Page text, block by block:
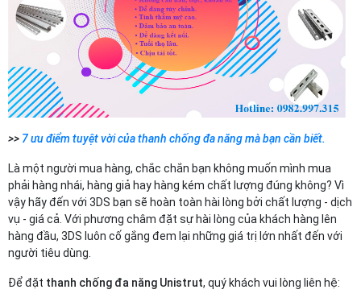
>> 7 ưu điểm tuyệt vời của thanh chống đa năng mà bạn cần biết.
Là một người mua hàng, chắc chắn bạn không muốn mình mua
phải hàng nhái, hàng giả hay hàng kém chất lượng đúng không? Vì
vậy hãy đến với 3DS bạn sẽ hoàn toàn hài lòng bởi chất lượng - dịch
vụ - giá cả. Với phương châm đặt sự hài lòng của khách hàng lên
hàng đầu, 3DS luôn cố gắng đem lại những giá trị lớn nhất đến với
người tiêu dùng.
Để đặt thanh chống đa năng Unistrut, quý khách vui lòng liên hệ: